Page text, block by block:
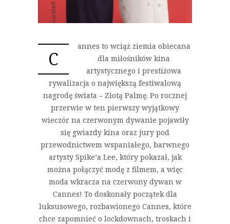
C
annes to wciąż ziemia obiecana
dla miłośników kina
artystycznego i prestiżowa
rywalizacja o największą festiwalową
nagrodę świata – Złotą Palmę. Po rocznej
przerwie w ten pierwszy wyjątkowy
wieczór na czerwonym dywanie pojawiły
się gwiazdy kina oraz jury pod
przewodnictwem wspaniałego, barwnego
artysty Spike’a Lee, który pokazał, jak
można połączyć modę z filmem, a więc
moda wkracza na czerwony dywan w
Cannes! To doskonały początek dla
luksusowego, rozbawionego Cannes, które
chce zapomnieć o lockdownach, troskach i